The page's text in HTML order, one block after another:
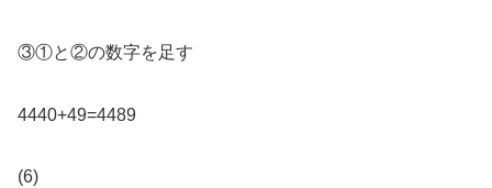
③①と②の数字を足す
4440+49=4489
(6)